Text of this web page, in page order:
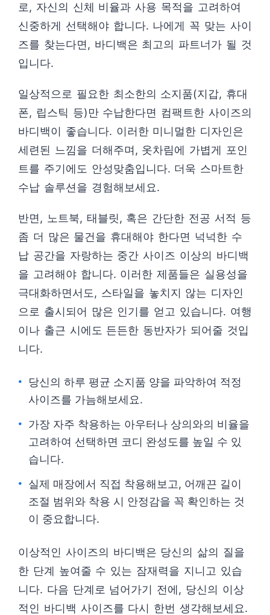
로, 자신의 신체 비율과 사용 목적을 고려하여
신중하게 선택해야 합니다. 나에게 꼭 맞는 사이
즈를 찾는다면, 바디백은 최고의 파트너가 될 것
입니다.
일상적으로 필요한 최소한의 소지품(지갑, 휴대
폰, 립스틱 등)만 수납한다면 컴팩트한 사이즈의
바디백이 좋습니다. 이러한 미니멀한 디자인은
세련된 느낌을 더해주며, 옷차림에 가볍게 포인
트를 주기에도 안성맞춤입니다. 더욱 스마트한
수납 솔루션을 경험해보세요.
반면, 노트북, 태블릿, 혹은 간단한 전공 서적 등
좀 더 많은 물건을 휴대해야 한다면 넉넉한 수
납 공간을 자랑하는 중간 사이즈 이상의 바디백
을 고려해야 합니다. 이러한 제품들은 실용성을
극대화하면서도, 스타일을 놓치지 않는 디자인
으로 출시되어 많은 인기를 얻고 있습니다. 여행
이나 출근 시에도 든든한 동반자가 되어줄 것입
니다.
당신의 하루 평균 소지품 양을 파악하여 적정
사이즈를 가늠해보세요.
가장 자주 착용하는 아우터나 상의와의 비율을
고려하여 선택하면 코디 완성도를 높일 수 있
습니다.
실제 매장에서 직접 착용해보고, 어깨끈 길이
조절 범위와 착용 시 안정감을 꼭 확인하는 것
이 중요합니다.
이상적인 사이즈의 바디백은 당신의 삶의 질을
한 단계 높여줄 수 있는 잠재력을 지니고 있습
니다. 다음 단계로 넘어가기 전에, 당신의 이상
적인 바디백 사이즈를 다시 한번 생각해보세요.